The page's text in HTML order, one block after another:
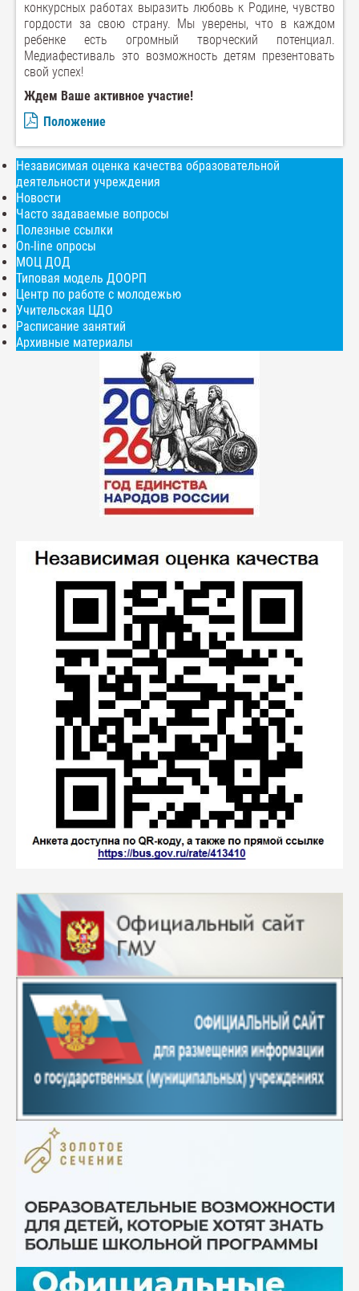
конкурсных работах выразить любовь к Родине, чувство
гордости за свою страну. Мы уверены, что в каждом
ребенке есть огромный творческий потенциал.
Медиафестиваль это возможность детям презентовать
свой успех!
Ждем Ваше активное участие!
Положение
Независимая оценка качества образовательной
деятельности учреждения
Новости
Часто задаваемые вопросы
Полезные ссылки
On-line опросы
МОЦ ДОД
Типовая модель ДООРП
Центр по работе с молодежью
Учительская ЦДО
Расписание занятий
Архивные материалы